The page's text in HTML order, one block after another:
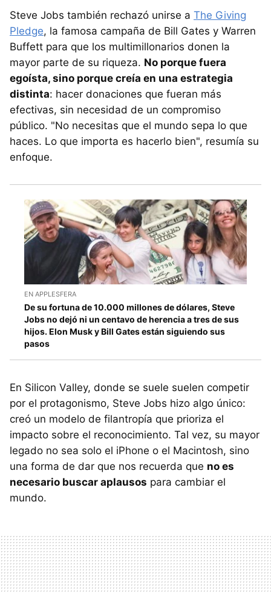
Steve Jobs también rechazó unirse a The Giving
Pledge, la famosa campaña de Bill Gates y Warren
Buffett para que los multimillonarios donen la
mayor parte de su riqueza. No porque fuera
egoísta, sino porque creía en una estrategia
distinta: hacer donaciones que fueran más
efectivas, sin necesidad de un compromiso
público. "No necesitas que el mundo sepa lo que
haces. Lo que importa es hacerlo bien", resumía su
enfoque.
EN APPLESFERA
De su fortuna de 10.000 millones de dólares, Steve
Jobs no dejó ni un centavo de herencia a tres de sus
hijos. Elon Musk y Bill Gates están siguiendo sus
pasos
En Silicon Valley, donde se suele suelen competir
por el protagonismo, Steve Jobs hizo algo único:
creó un modelo de filantropía que prioriza el
impacto sobre el reconocimiento. Tal vez, su mayor
legado no sea solo el iPhone o el Macintosh, sino
una forma de dar que nos recuerda que no es
necesario buscar aplausos para cambiar el
mundo.